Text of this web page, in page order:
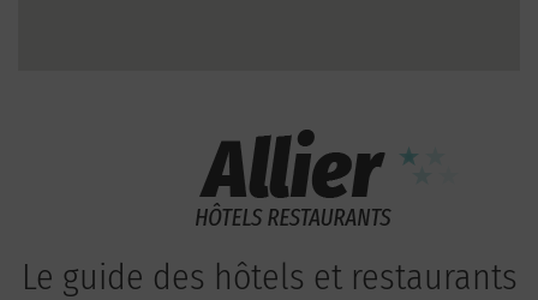
Le guide des hôtels et restaurants